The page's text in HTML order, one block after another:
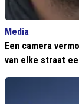
Media
Een camera
van elke straat